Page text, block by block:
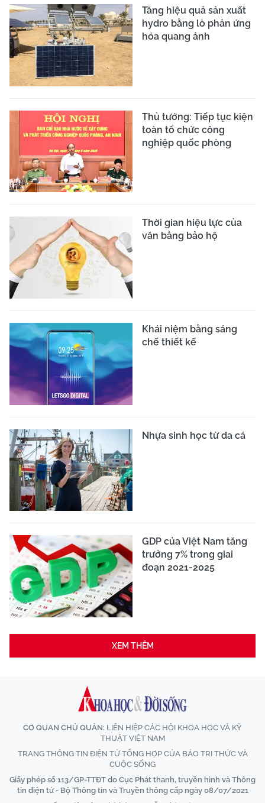
Tăng hiệu quả sản xuất
hydro bằng lò phản ứng
hóa quang ảnh
Thủ tướng: Tiếp tục kiện
toàn tổ chức công
nghiệp quốc phòng
Thời gian hiệu lực của
văn bằng bảo hộ
Khái niệm bằng sáng
chế thiết kế
Nhựa sinh học từ da cá
GDP của Việt Nam tăng
trưởng 7% trong giai
đoạn 2021-2025
XEM THÊM
CƠ QUAN CHỦ QUẢN: LIÊN HIỆP CÁC HỘI KHOA HỌC VÀ KỸ
THUẬT VIỆT NAM
TRANG THÔNG TIN ĐIỆN TỬ TỔNG HỢP CỦA BÁO TRI THỨC VÀ
CUỘC SỐNG
Giấy phép số 113/GP-TTĐT do Cục Phát thanh, truyền hình và Thông
tin điện tử - Bộ Thông tin và Truyền thông cấp ngày 08/07/2021